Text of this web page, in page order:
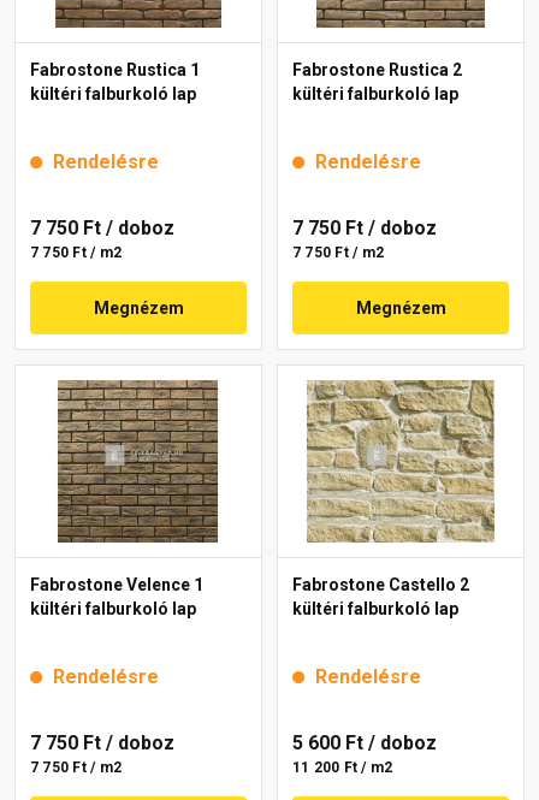
Fabrostone Rustica 1
kültéri falburkoló lap
Rendelésre
7 750 Ft / doboz
7 750 Ft / m2
Megnézem
Fabrostone Rustica 2
kültéri falburkoló lap
Rendelésre
7 750 Ft / doboz
7 750 Ft / m2
Megnézem
Fabrostone Velence 1
kültéri falburkoló lap
Rendelésre
7 750 Ft / doboz
7 750 Ft / m2
Fabrostone Castello 2
kültéri falburkoló lap
Rendelésre
5 600 Ft / doboz
11 200 Ft / m2